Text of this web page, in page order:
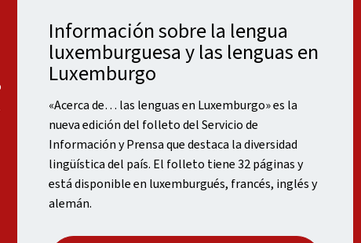
Información sobre la lengua
luxemburguesa y las lenguas en
Luxemburgo
«Acerca de… las lenguas en Luxemburgo» es la
nueva edición del folleto del Servicio de
Información y Prensa que destaca la diversidad
lingüística del país. El folleto tiene 32 páginas y
está disponible en luxemburgués, francés, inglés y
alemán.